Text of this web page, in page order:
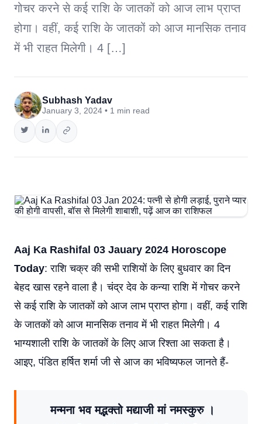
गोचर करने से कई राशि के जातकों को आज लाभ प्राप्त
होगा। वहीं, कई राशि के जातकों को आज मानसिक तनाव
में भी राहत मिलेगी। 4 […]
Subhash Yadav
January 3, 2024 • 1 min read
Aaj Ka Rashifal 03 Jauary 2024 Horoscope
Today: राशि चक्र की सभी राशियों के लिए बुधवार का दिन
बेहद खास रहने वाला है। चंद्र देव के कन्या राशि में गोचर करने
से कई राशि के जातकों को आज लाभ प्राप्त होगा। वहीं, कई राशि
के जातकों को आज मानसिक तनाव में भी राहत मिलेगी। 4
भाग्यशाली राशि के जातकों के लिए आज रिश्ता आ सकता है।
आइए, पंडित हर्षित शर्मा जी से आज का भविष्यफल जानते हैं-
मन्मना भव मद्भक्तो मद्याजी मां नमस्कुरु ।